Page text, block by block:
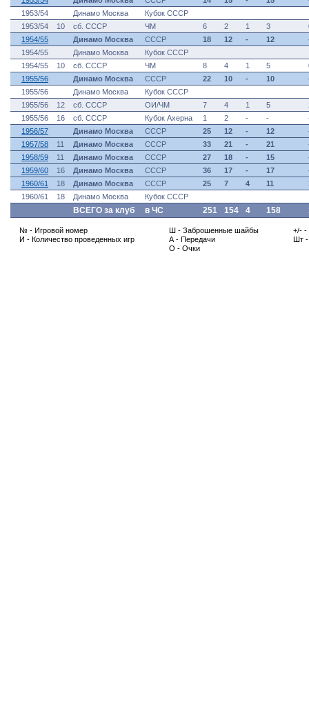
1953/54
Динамо Москва
Кубок СССР
1953/54
10 сб. СССР ЧМ 6 2 1 3
1954/55
Динамо Москва СССР 18 12 - 12
1954/55
Динамо Москва
Кубок СССР
1954/55
10 сб. СССР ЧМ 8 4 1 5
1955/56
Динамо Москва СССР 22 10 - 10
1955/56
Динамо Москва
Кубок СССР
1955/56
12 сб. СССР ОИ/ЧМ 7 4 1 5
1955/56
16 сб. СССР Кубок Ахерна 1 2 - -
1956/57
Динамо Москва СССР 25 12 - 12
1957/58
11 Динамо Москва СССР 33 21 - 21
1958/59
11 Динамо Москва СССР 27 18 - 15
1959/60
16 Динамо Москва СССР 36 17 - 17
1960/61
18 Динамо Москва СССР 25 7 4 11
1960/61
18 Динамо Москва Кубок СССР
ВСЕГО за клуб в ЧС 251 154 4 158
№ - Игровой номер
И - Количество проведенных игр
Ш - Заброшенные шайбы
А - Передачи
О - Очки
+/-
Шт -